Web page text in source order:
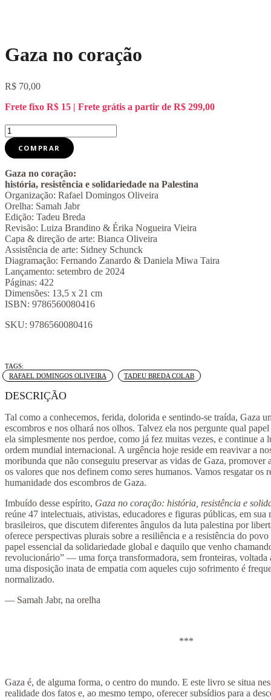
Gaza no coração
R$ 70,00
Frete fixo R$ 15 | Frete grátis a partir de R$ 299,00
Gaza
no
coração
quantidade
COMPRAR
Gaza no coração:
história, resistência e solidariedade na Palestina
Organização: Rafael Domingos Oliveira
Orelha: Samah Jabr
Edição: Tadeu Breda
Revisão: Luiza Brandino & Érika Nogueira Vieira
Capa & direção de arte: Bianca Oliveira
Assistência de arte: Sidney Schunck
Diagramação: Fernando Zanardo & Daniela Miwa Taira
Lançamento: setembro de 2024
Páginas: 422
Dimensões: 13,5 x 21 cm
ISBN: 9786560080416
SKU: 9786560080416
Tags:
RAFAEL DOMINGOS OLIVEIRA , TADEU BREDA COLAB
DESCRIÇÃO
Tal como a conhecemos, ferida, dolorida e sentindo-se traída, Gaza
escombros e nos olhará nos olhos. Talvez ela nos pergunte qual
ela simplesmente nos perdoe, como já fez muitas vezes, e continue a
ordem mundial internacional. A urgência hoje reside em reavivar a
moribunda que não conseguiu preservar as vidas de Gaza, promover
os valores que nos definem como seres humanos. Vamos resgatar os
humanidade dos escombros de Gaza.
Imbuído desse espírito, Gaza no coração: história, resistência e
reúne 47 intelectuais, ativistas, educadores e figuras públicas, em sua
brasileiros, que discutem diferentes ângulos da luta palestina por
oferece perspectivas plurais sobre a resiliência e a resistência do
papel essencial da solidariedade global e daquilo que venho
revolucionário” — uma força transformadora, sem fronteiras, voltada
uma disposição inata de empatia com aqueles cujo sofrimento é
normalizado.
— Samah Jabr, na orelha
***
Gaza é, de alguma forma, o centro do mundo. E este livro se situa
realidade dos fatos e, ao mesmo tempo, oferecer subsídios para a